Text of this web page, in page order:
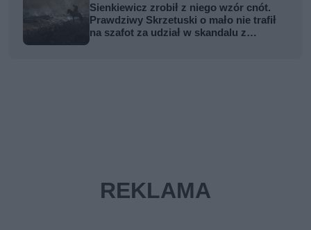
Sienkiewicz zrobił z niego wzór cnót.
Prawdziwy Skrzetuski o mało nie trafił
na szafot za udział w skandalu z